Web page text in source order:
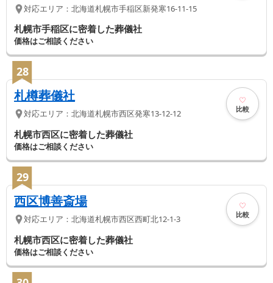
対応エリア： 北海道札幌市手稲区新発寒16-11-15
札幌市手稲区に密着した葬儀社
価格はご相談ください
28
札樽葬儀社
対応エリア： 北海道札幌市西区発寒13-12-12 比較
札幌市西区に密着した葬儀社
価格はご相談ください
29
西区博善斎場
対応エリア： 北海道札幌市西区西町北12-1-3 比較
札幌市西区に密着した葬儀社
価格はご相談ください